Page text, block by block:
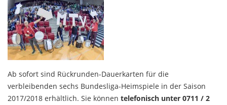
Ab sofort sind Rückrunden-Dauerkarten für die
verbleibenden sechs Bundesliga-Heimspiele in der Saison
2017/2018 erhältlich. Sie können telefonisch unter 0711 / 2